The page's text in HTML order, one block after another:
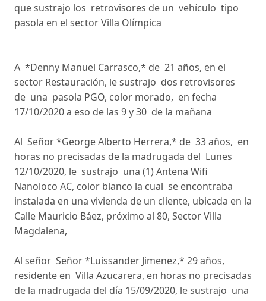
que sustrajo los retrovisores de un vehículo tipo
pasola en el sector Villa Olímpica
A *Denny Manuel Carrasco,* de 21 años, en el
sector Restauración, le sustrajo dos retrovisores
de una pasola PGO, color morado, en fecha
17/10/2020 a eso de las 9 y 30 de la mañana
Al Señor *George Alberto Herrera,* de 33 años, en
horas no precisadas de la madrugada del Lunes
12/10/2020, le sustrajo una (1) Antena Wifi
Nanoloco AC, color blanco la cual se encontraba
instalada en una vivienda de un cliente, ubicada en la
Calle Mauricio Báez, próximo al 80, Sector Villa
Magdalena,
Al señor Señor *Luissander Jimenez,* 29 años,
residente en Villa Azucarera, en horas no precisadas
de la madrugada del día 15/09/2020, le sustrajo una